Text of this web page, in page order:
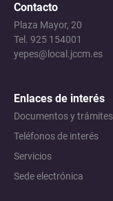
Contacto
Plaza Mayor, 20
Tel. 925 154001
yepes@local.jccm.es
Enlaces de interés
Documentos y trámites
Teléfonos de interés
Servicios
Sede electrónica